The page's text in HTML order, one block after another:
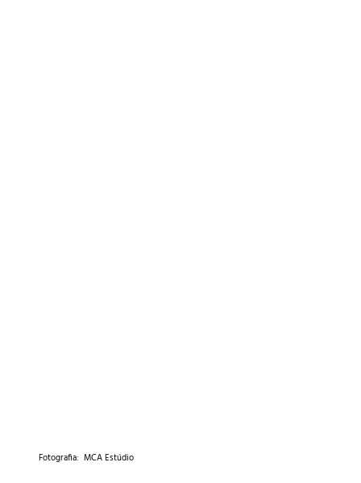
Fotografia: MCA Estúdio